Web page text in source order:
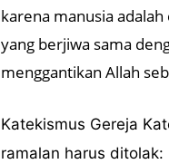
karena manusia
yang berjiwa sama
menggantikan Allah
Katekismus Gereja
ramalan harus